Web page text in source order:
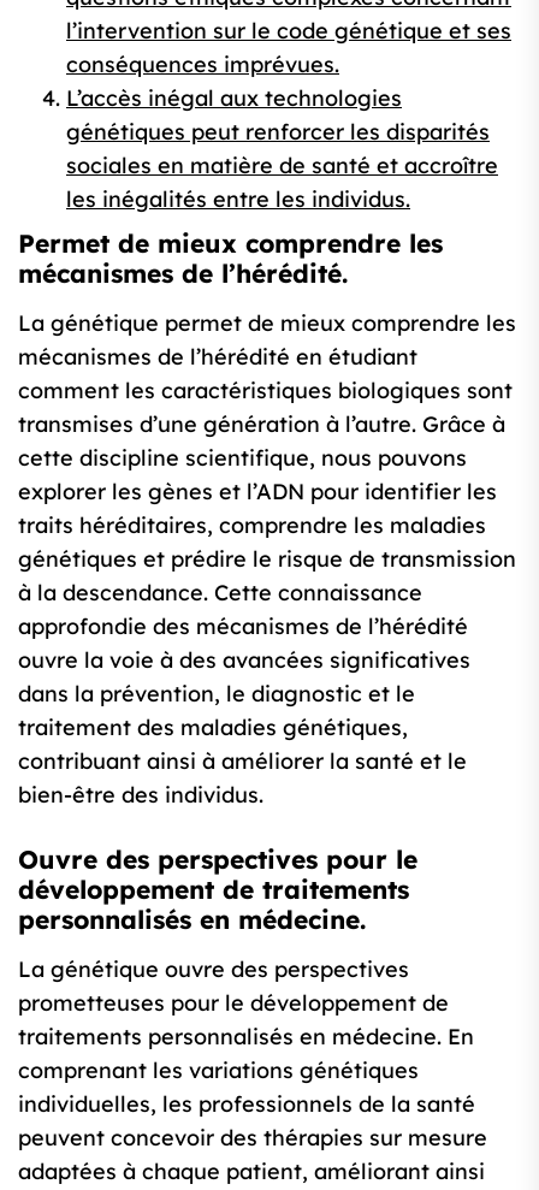
l’intervention sur le code génétique et ses
conséquences imprévues.
L’accès inégal aux technologies
génétiques peut renforcer les disparités
sociales en matière de santé et accroître
les inégalités entre les individus.
Permet de mieux comprendre les
mécanismes de l’hérédité.
La génétique permet de mieux comprendre les
mécanismes de l’hérédité en étudiant
comment les caractéristiques biologiques sont
transmises d’une génération à l’autre. Grâce à
cette discipline scientifique, nous pouvons
explorer les gènes et l’ADN pour identifier les
traits héréditaires, comprendre les maladies
génétiques et prédire le risque de transmission
à la descendance. Cette connaissance
approfondie des mécanismes de l’hérédité
ouvre la voie à des avancées significatives
dans la prévention, le diagnostic et le
traitement des maladies génétiques,
contribuant ainsi à améliorer la santé et le
bien-être des individus.
Ouvre des perspectives pour le
développement de traitements
personnalisés en médecine.
La génétique ouvre des perspectives
prometteuses pour le développement de
traitements personnalisés en médecine. En
comprenant les variations génétiques
individuelles, les professionnels de la santé
peuvent concevoir des thérapies sur mesure
adaptées à chaque patient, améliorant ainsi